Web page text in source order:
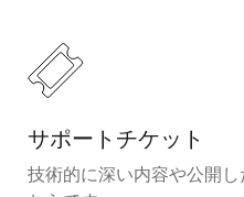
サポートチケット
技術的に深い内容や公開